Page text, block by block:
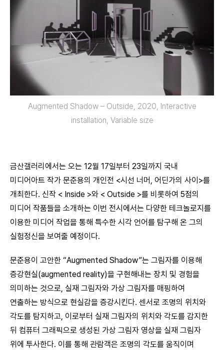
Augmented Shadow – Outside, 2020, Interactive
installation, Variable size
금산갤러리에서는 오는 12월 17일부터 23일까지 국내
미디어아트 작가 문준용의 개인전 <시선 너머, 어딘가의 사이>를
개최한다. 신작 < Inside >와 < Outside >를 비롯하여 5점의
미디어 작품들을 소개하는 이번 전시에서는 다양한 테크놀로지를
이용한 미디어 작업을 통해 특수한 시각 언어를 탐구해 온 그의
실험정신을 보여줄 예정이다.
문준용이 고안한 “Augmented Shadow”는 그림자를 이용해
증강현실(augmented reality)을 구현해내는 장치 및 경험을
의미하는 것으로, 실재 그림자와 가상 그림자를 매핑하여
연출하는 방식으로 현실감을 증강시킨다. 센서로 조명의 위치와
각도를 탐지하고, 이로부터 실재 그림자의 위치와 각도를 감지한
뒤 컴퓨터 그래픽으로 생성된 가상 그림자 영상을 실재 그림자
위에 투사한다. 이를 통해 관람객은 조명의 각도를 움직이며